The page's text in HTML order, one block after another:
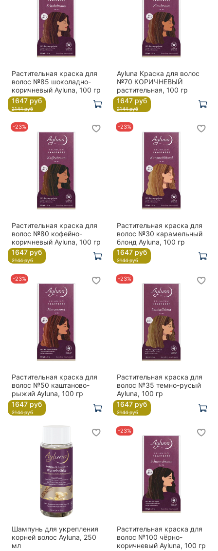
Растительная краска для
волос №85 шоколадно-
коричневый Ayluna, 100 гр
1647 руб
2144 руб
Ayluna Краска для волос
№70 КОРИЧНЕВЫЙ
растительная, 100 гр
1647 руб
2144 руб
-23%
Растительная краска для
волос №80 кофейно-
коричневый Ayluna, 100 гр
1647 руб
2144 руб
-23%
Растительная краска для
волос №30 карамельный
блонд Ayluna, 100 гр
1647 руб
2144 руб
-23%
Растительная краска для
волос №50 каштаново-
рыжий Ayluna, 100 гр
1647 руб
2144 руб
-23%
Растительная краска для
волос №35 темно-русый
Ayluna, 100 гр
1647 руб
2144 руб
Шампунь для укрепления
корней волос Ayluna, 250
мл
-23%
Растительная краска для
волос №100 чёрно-
коричневый Ayluna, 100 гр